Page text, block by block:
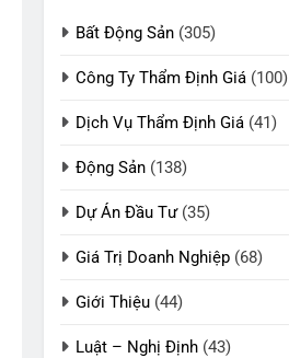
Bất Động Sản (305)
Công Ty Thẩm Định Giá (100)
Dịch Vụ Thẩm Định Giá (41)
Động Sản (138)
Dự Án Đầu Tư(35)
Giá Trị Doanh Nghiệp (68)
Giới Thiệu (44)
Luật – Nghị Định (43)